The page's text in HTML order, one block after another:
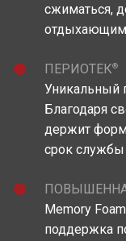
сжиматься,
ПЕРИОТЕК®
Уникальный
Благодаря
держит
срок
Memory Foam
поддержка